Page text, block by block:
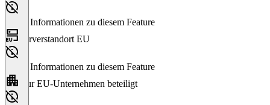
Keine Informationen zu diesem Feature
Serverstandort EU
Keine Informationen zu diesem Feature
Nur EU-Unternehmen beteiligt